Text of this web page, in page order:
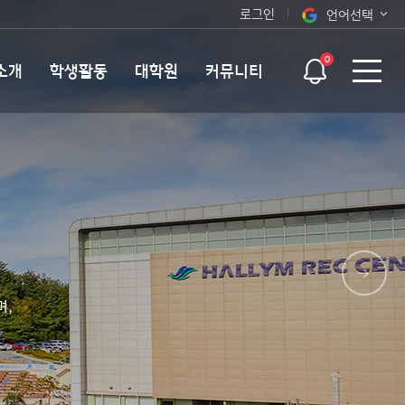
오늘 하루 보지 않기
로그인 언어선택
ENG
개 학생활동 대학원 커뮤니티
0
,